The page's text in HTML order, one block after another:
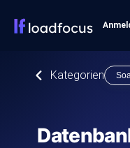
Kategorien